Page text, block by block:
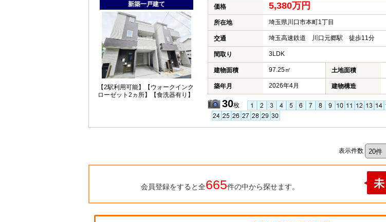
新築一戸建て
【2駅利用可能】【ウォークインク
ローゼット2ヵ所】【食洗器有り】
価格 5,380万円
所在地 埼玉県川口市本町1丁目
交通 埼玉高速鉄道 川口元郷駅 徒歩11分
間取り 3LDK
建物面積 97.25㎡ 土地面積
築年月 2026年4月 建物構造
30枚
表示件数
会員登録をすると全665件の中から探せます。